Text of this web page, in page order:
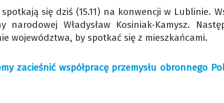
się dziś (15.11) na konwencji w Lublinie.
Władysław Kosiniak-Kamysz.
województwa, by spotkać się z mieszkańcami.
zacieśnić współpracę przemysłu obronnego